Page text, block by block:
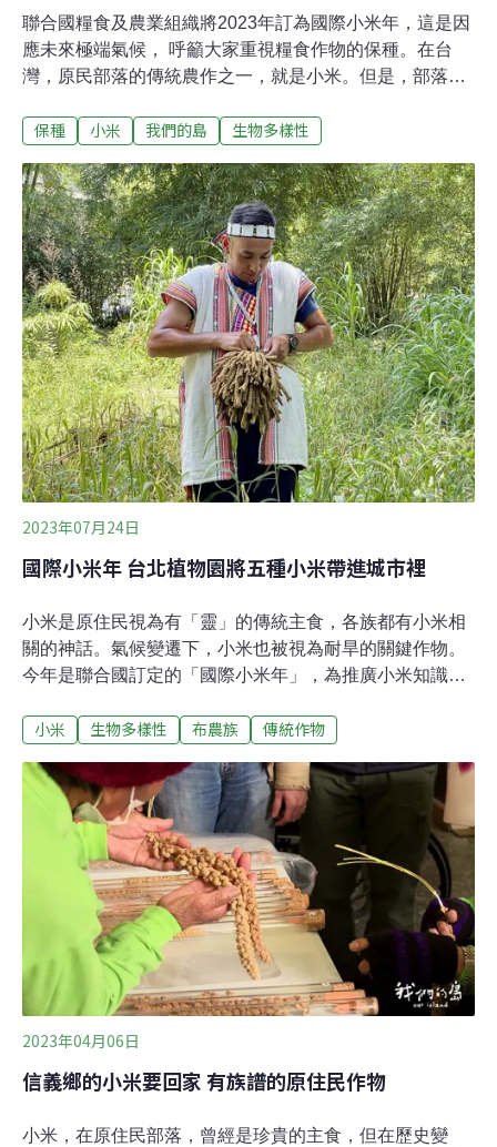
聯合國糧食及農業組織將2023年訂為國際小米年，這是因
應未來極端氣候， 呼籲大家重視糧食作物的保種。在台
灣，原民部落的傳統農作之一，就是小米。但是，部落很
蘭村，大家尊稱「歐媽媽」的歐春香，忙著剪月桃葉、假
糯米多，雖然小米很貴，但是沒關係，歐媽媽有小米田，
自己種小米。歐媽媽的小米田 是小米保留種原的基地歐媽
媽的田裡輪流種著20多種小米，每種小米都有名字，不像
育種作物，就只是一個編號。有一年，田裡出現了一種沒
看過的、末端分叉的黑色小米，要叫甚麼名字呢？「我叫
它Naruwan，這是我自己取的名字。我不知道要給小米取
甚麼名字，因為我的名字是Ruwan，哈，所以我就叫這種
小米Naruwan。」歐媽媽說。歐媽媽從屏東霧台的魯凱部
落，嫁到台東的排灣族部落，也帶來霧台的小米品種。幾
十年來，歐媽媽每年都種小米
保種 小米 我們的島 生物多樣性
2023年07月24日
國際小米年 台北植物園將五種小米帶進城市裡
小米是原住民視為有「靈」的傳統主食，各族都有小米相
關的神話。氣候變遷下，小米也被視為耐旱的關鍵作物。
今年是聯合國訂定的「國際小米年」，為推廣小米知識與
區內開設「國際小米年傳統穀物與部落文化」展覽，也在
栽種卡里布安村五種小米 小米在乾旱的環境下也能生長，
進而成為重建糧食供應系統的關鍵作物，聯合國因此將
2023年定為「國際傳統穀物年（International year of
millets 2023）」。林試所植物園組組長董景生指出，
「Millets」指的是在地傳統種植的小型禾本科作物，如小
米、高粱、薏仁等。在台灣，因小米較為人熟知，故直接
將國際傳統穀物年稱為國際小米年。因應國際小米年，台
北植物園與南投卡里布安部落合作，從7月7日起至9月10
日在園區內開設「國際小米年傳統穀物與部落文化」展覽
小米 生物多樣性 布農族 傳統作物
2023年04月06日
信義鄉的小米要回家 有族譜的原住民作物
小米，在原住民部落，曾經是珍貴的主食，但在歷史變